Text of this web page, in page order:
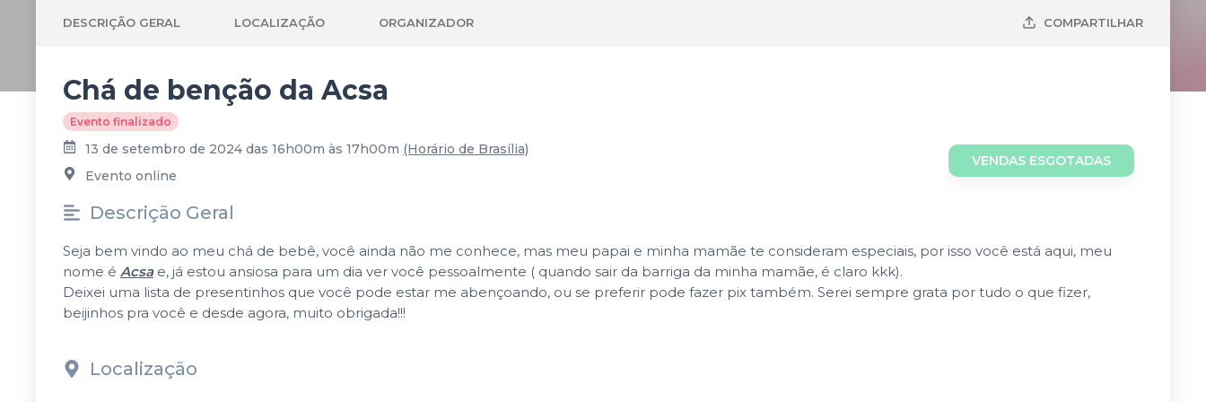
DESCRIÇÃO GERAL LOCALIZAÇÃO ORGANIZADOR COMPARTILHAR
Chá de benção da Acsa
Evento finalizado
13 de setembro de 2024 das 16h00m às 17h00m (Horário de Brasília)
Evento online
VENDAS ESGOTADAS
Descrição Geral
Seja bem vindo ao meu chá de bebê, você ainda não me conhece, mas meu papai e minha mamãe te consideram especiais, por isso você está aqui, meu
nome é Acsae, já estou ansiosa para um dia ver você pessoalmente ( quando sair da barriga da minha mamãe, é claro kkk).
Deixei uma lista de presentinhos que você pode estar me abençoando, ou se preferir pode fazer pix também. Serei sempre grata por tudo o que fizer,
beijinhos pra você e desde agora, muito obrigada!!!
Localização